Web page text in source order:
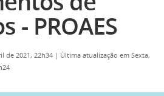
- PROAES
de 2021, 22h34 | Última atualização em Sexta,